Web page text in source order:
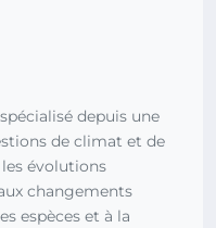
depuis une
de climat et de
évolutions
changements
espèces et à la